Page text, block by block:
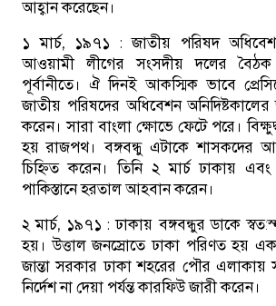
আহ্বান করেছেন।
১ মার্চ, ১৯৭১ : জাতীয় পরিষদ
আওয়ামী লীগের সংসদীয় দলের
পূর্বানীতে। ঐ দিনই আকস্মিক ভাবে
জাতীয় পরিষদের অধিবেশন
করেন। সারা বাংলা ক্ষোভে ফেটে পরে।
হয় রাজপথ। বঙ্গবন্ধু এটাকে শাসকদের
চিহ্নিত করেন। তিনি ২ মার্চ ঢাকায়
পাকিস্তানে হরতাল আহবান করেন।
২ মার্চ, ১৯৭১ : ঢাকায় বঙ্গবন্ধুর ডাকে
হয়। উত্তাল জনস্রোতে ঢাকা পরিণত হয় এক
জান্তা সরকার ঢাকা শহরের পৌর এলাকায়
নির্দেশ না দেয়া পর্যন্ত কারফিউ জারী করেন।